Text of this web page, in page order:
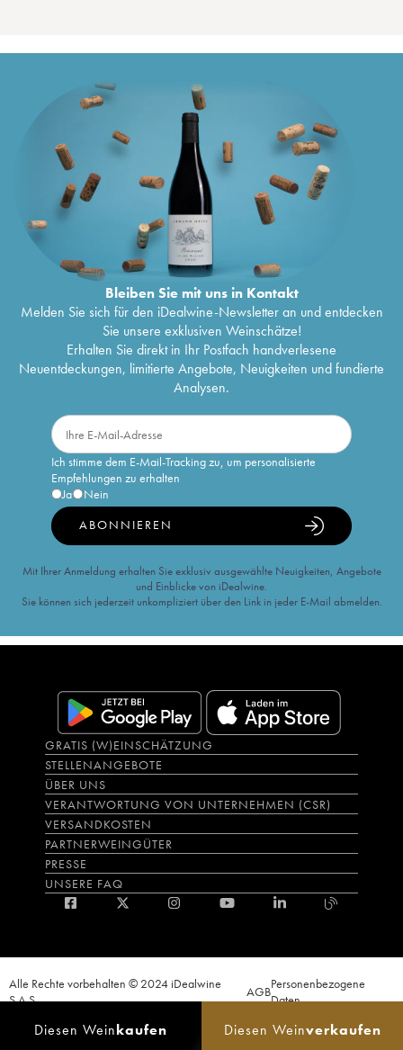
Diesen Weinkaufen Diesen Weinverkaufen
Bleiben Sie mit uns in Kontakt
Melden Sie sich für den iDealwine-Newsletter an und entdecken
Sie unsere exklusiven Weinschätze!
Erhalten Sie direkt in Ihr Postfach handverlesene
Neuentdeckungen, limitierte Angebote, Neuigkeiten und fundierte
Analysen.
Ich stimme dem E-Mail-Tracking zu, um personalisierte
Empfehlungen zu erhalten
Ja
Nein
ABONNIEREN
Mit Ihrer Anmeldung erhalten Sie exklusiv ausgewählte Neuigkeiten, Angebote
und Einblicke von iDealwine.
Sie können sich jederzeit unkompliziert über den Link in jeder E-Mail abmelden.
GRATIS (W)EINSCHÄTZUNG
STELLENANGEBOTE
ÜBER UNS
VERANTWORTUNG VON UNTERNEHMEN (CSR)
VERSANDKOSTEN
PARTNERWEINGÜTER
PRESSE
UNSERE FAQ
Alle Rechte vorbehalten © 2024 iDealwine
S.A.S.
AGBPersonenbezogene
Daten
Verkaufs verlangt. CODE DE LA SANTÉ PUBLIQUE, ART.L.3342-1 et L.3353-3